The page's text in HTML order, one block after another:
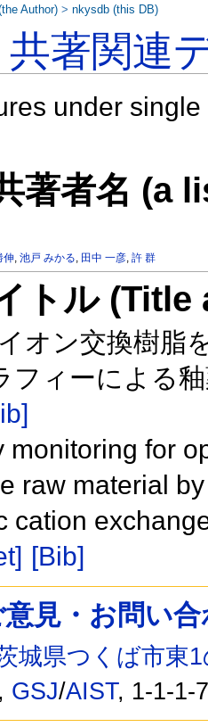
共著関連
under
著者名 (a
伸,池戸 みかる, 田中 一彦,許 群
トル
オン交換樹脂
フィーによる
monitoring for
raw material
cation
[Bib]
Author) >nkysdb (this DB)
意見・お問い
城県つくば市東
, GSJ/AIST, 1-1-1-